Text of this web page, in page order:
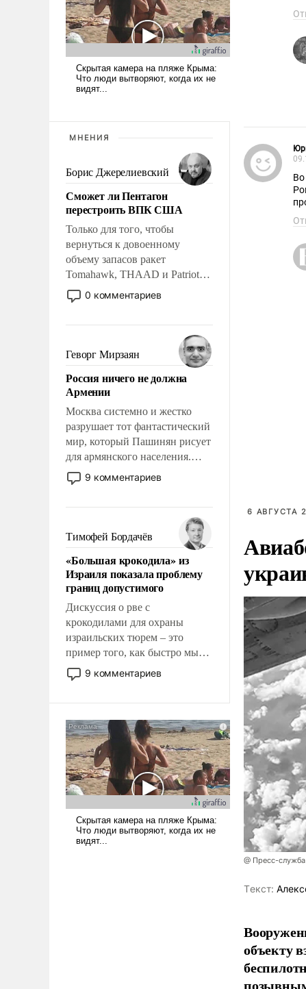
МНЕНИЯ
Борис Джерелиевский
Сможет ли Пентагон
перестроить ВПК США
Только для того, чтобы
вернуться к довоенному
объему запасов ракет
Tomahawk, THAAD и Patriot
США потребуется более трех
лет. Даже небольшая война с
Сложившаяся ситуация
означает многолетний период
уязвимости США, например,
перед Китаем.
0 комментариев
Геворг Мирзаян
Россия ничего не должна
Армении
Москва системно и жестко
разрушает тот фантастический
мир, который Пашинян рисует
для армянского населения.
Мир, где этому населению все
должны просто по
политические прожекты будут
беспрекословно оплачиваться
за счет российских
налогоплательщиков и где за
свои поступки не нужно
отвечать.
9 комментариев
Тимофей Бордачёв
«Большая крокодила» из
Израиля показала проблему
границ допустимого
Дискуссия о рве с
крокодилами для охраны
израильских тюрем – это
пример того, как быстро мы
двигаемся по пути
революционных изменений.
псевдонаучной фантастики,
стало всерьез обсуждаемой
идеей.
9 комментариев
6 АВГУСТА
@ Пресс-
Tекст:
объекту